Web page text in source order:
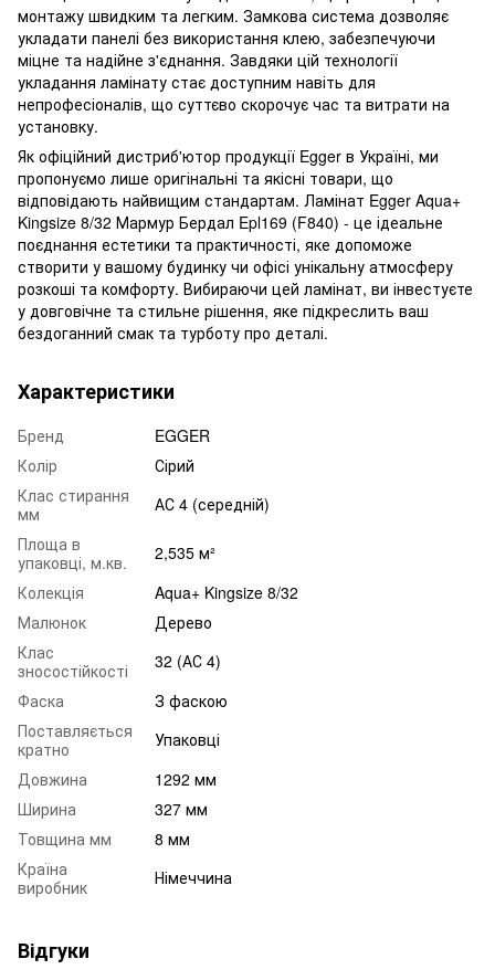
монтажу швидким та легким. Замкова система дозволяє
укладати панелі без використання клею, забезпечуючи
міцне та надійне з'єднання. Завдяки цій технології
укладання ламінату стає доступним навіть для
непрофесіоналів, що суттєво скорочує час та витрати на
установку.
Як офіційний дистриб'ютор продукції Egger в Україні, ми
пропонуємо лише оригінальні та якісні товари, що
відповідають найвищим стандартам. Ламінат Egger Aqua+
Kingsize 8/32 Мармур Бердал Epl169 (F840) - це ідеальне
поєднання естетики та практичності, яке допоможе
створити у вашому будинку чи офісі унікальну атмосферу
розкоші та комфорту. Вибираючи цей ламінат, ви інвестуєте
у довговічне та стильне рішення, яке підкреслить ваш
бездоганний смак та турботу про деталі.
Характеристики
Бренд
EGGER
Колір
Сірий
Клас стирання
мм
АС 4 (середній)
Площа в
упаковці, м.кв.
2,535 м²
Колекція
Aqua+ Kingsize 8/32
Малюнок
Дерево
Клас
зносостійкості
32 (АС 4)
Фаска
З фаскою
Поставляється
кратно
Упаковці
Довжина
1292 мм
Ширина
327 мм
Товщина мм
8 мм
Країна
виробник
Німеччина
Відгуки